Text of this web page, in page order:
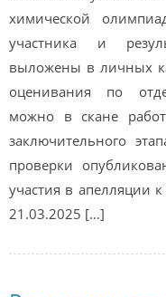
химической
участника и
выложены в личных
оценивания по
можно в скане
заключительного
проверки
участия в апелляции
21.03.2025 […]